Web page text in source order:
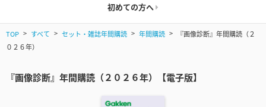
初めての方へ
TOP すべて セット・雑誌年間購読 年間購読
『画像診断』年間購読（２
０２６年）
『画像診断』年間購読（２０２６年）【電子版】